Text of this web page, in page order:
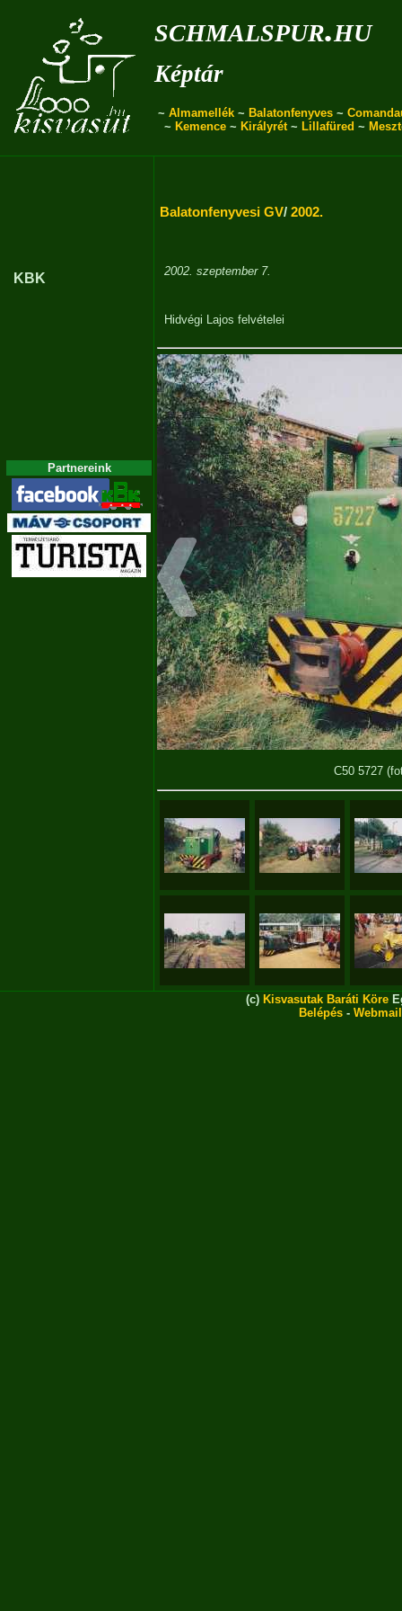
schmalspur.hu
Képtár
~ Almamellék ~ Balatonfenyves ~
~ Kemence~ Királyrét~ Lillafüred ~
KBK
Partnereink
Balatonfenyvesi GV/ 2002.
2002. szeptember 7.
Hidvégi Lajos felvételei
C50 5727
(c) Kisvasutak Baráti Köre
Belépés - Webmail